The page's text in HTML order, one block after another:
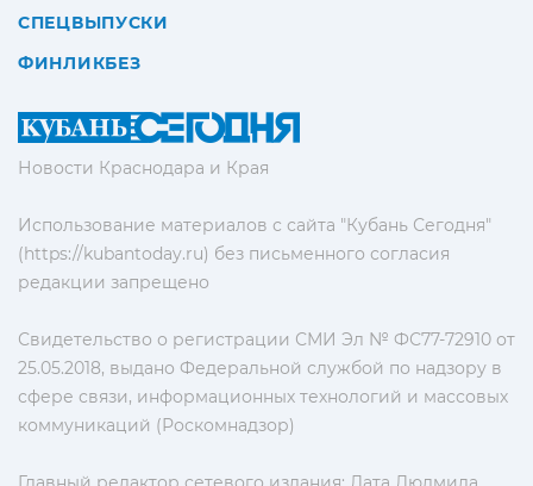
Новости Краснодара и Края
Использование материалов с сайта "Кубань Сегодня"
(https://kubantoday.ru) без письменного согласия
редакции запрещено
Свидетельство о регистрации СМИ Эл № ФС77-72910 от
25.05.2018, выдано Федеральной службой по надзору в
сфере связи, информационных технологий и массовых
коммуникаций (Роскомнадзор)
СПЕЦВЫПУСКИ
ФИНЛИКБЕЗ